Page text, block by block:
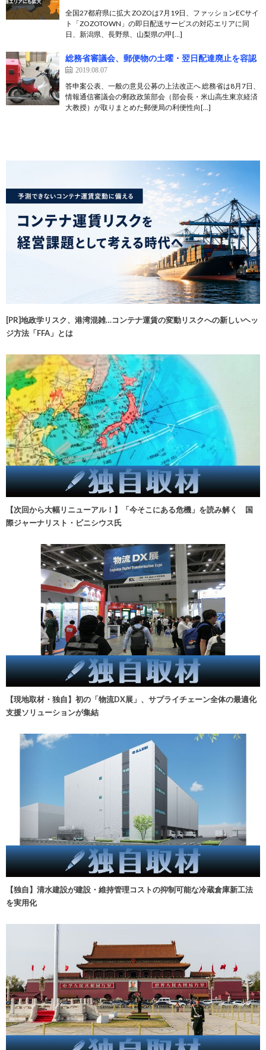
全国27都府県に拡大 ZOZOは7月19日、ファッションECサイ
ト「ZOZOTOWN」の即日配送サービスの対応エリアに同
日、新潟県、長野県、山梨県の甲[…]
総務省審議会、郵便物の土曜・翌日配達廃止を容認
2019.08.07
答申案公表、一般の意見公募の上法改正へ 総務省は8月7日、
情報通信審議会の郵政政策部会（部会長・米山高生東京経済
大教授）が取りまとめた郵便局の利便性向[…]
[PR]地政学リスク、港湾混雑…コンテナ運賃の変動リスクへの新しいヘッ
ジ方法「FFA」とは
【次回から大幅リニューアル！】「今そこにある危機」を読み解く 国
際ジャーナリスト・ビニシウス氏
【現地取材・独自】初の「物流DX展」、サプライチェーン全体の最適化
支援ソリューションが集結
【独自】清水建設が建設・維持管理コストの抑制可能な冷蔵倉庫新工法
を実用化